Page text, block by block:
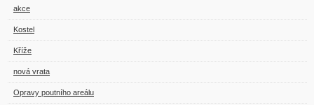
akce
Kostel
Kříže
nová vrata
Opravy poutního areálu